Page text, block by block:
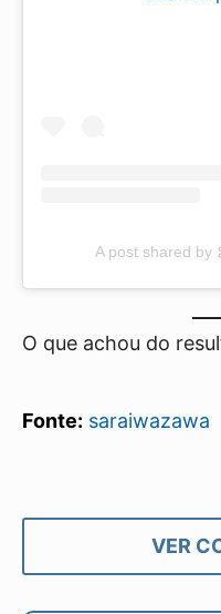
A post shared by
O que achou do
Fonte: saraiwazawa
VER